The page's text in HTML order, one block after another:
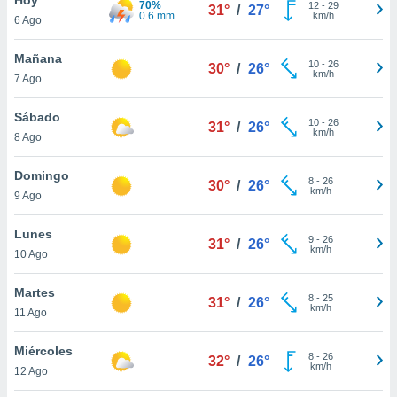
y
en
más
de
6 Ago
70%
0.6 mm
31° / 27° 12- 29
km/h
Mañana
7 Ago
30° / 26° 10- 26
km/h
Sábado
8 Ago
31° / 26° 10- 26
km/h
Domingo
9 Ago
30° / 26° 8- 26
km/h
Lunes
10 Ago
31° / 26° 9- 26
km/h
Martes
11 Ago
31° / 26° 8- 25
km/h
Miércoles
12 Ago
32° / 26° 8- 26
km/h